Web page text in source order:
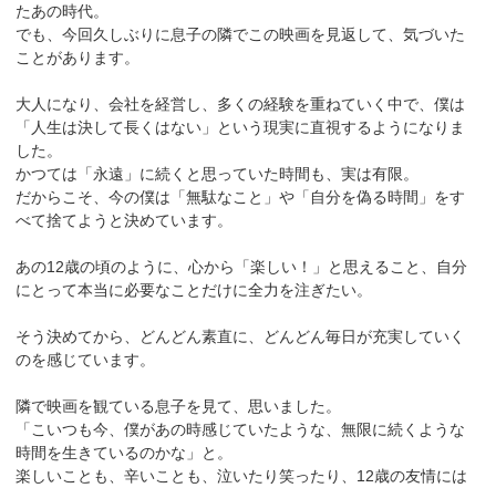
たあの時代。
でも、今回久しぶりに息子の隣でこの映画を見返して、気づいた
ことがあります。
大人になり、会社を経営し、多くの経験を重ねていく中で、僕は
「人生は決して長くはない」という現実に直視するようになりま
した。
かつては「永遠」に続くと思っていた時間も、実は有限。
だからこそ、今の僕は「無駄なこと」や「自分を偽る時間」をす
べて捨てようと決めています。
あの12歳の頃のように、心から「楽しい！」と思えること、自分
にとって本当に必要なことだけに全力を注ぎたい。
そう決めてから、どんどん素直に、どんどん毎日が充実していく
のを感じています。
隣で映画を観ている息子を見て、思いました。
「こいつも今、僕があの時感じていたような、無限に続くような
時間を生きているのかな」と。
楽しいことも、辛いことも、泣いたり笑ったり、12歳の友情には